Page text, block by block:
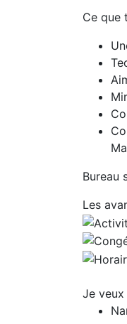
Ce que
Bureau
Les
Je